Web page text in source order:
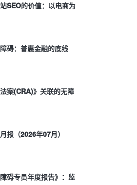
SEO的价值：以电商为
碍：普惠金融的底线
法案(CRA)》关联的无障
报（2026年07月）
障碍专员年度报告》：监